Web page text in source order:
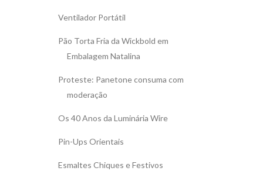
Ventilador Portátil
Pão Torta Fria da Wickbold em
Embalagem Natalina
Proteste: Panetone consuma com
moderação
Os 40 Anos da Luminária Wire
Pin-Ups Orientais
Esmaltes Chiques e Festivos